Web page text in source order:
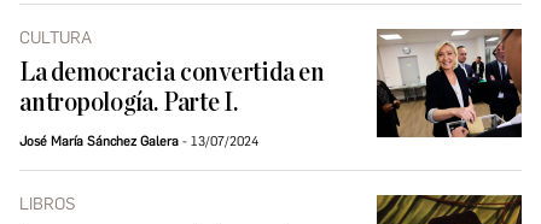
CULTURA
La democracia convertida en
antropología. Parte I.
José María Sánchez Galera 13/07/2024
LIBROS